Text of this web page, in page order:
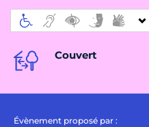
Couvert
Évènement proposé par :